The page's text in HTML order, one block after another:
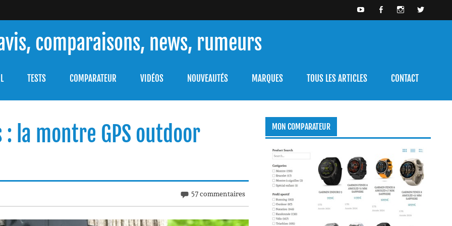
comparaisons, news, rumeurs
TESTS COMPARATEUR VIDÉOS NOUVEAUTÉS MARQUES TOUS LES ARTICLES CONTACT
: la montre GPS outdoor
57 commentaires
MON COMPARATEUR